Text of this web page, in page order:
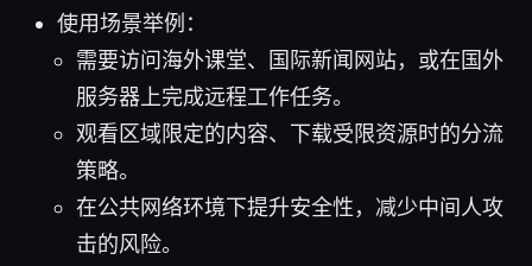
使用场景举例：
需要访问海外课堂、国际新闻网站，或在国外
服务器上完成远程工作任务。
观看区域限定的内容、下载受限资源时的分流
策略。
在公共网络环境下提升安全性，减少中间人攻
击的风险。